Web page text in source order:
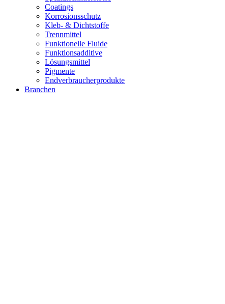
Coatings
Korrosionsschutz
Kleb- & Dichtstoffe
Trennmittel
Funktionelle Fluide
Funktionsadditive
Lösungsmittel
Pigmente
Endverbraucherprodukte
Branchen